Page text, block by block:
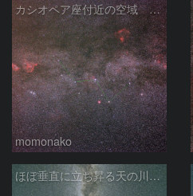
カシオペア座付近の空域 260720
momonako
ほぼ垂直に立ち昇る天の川銀河